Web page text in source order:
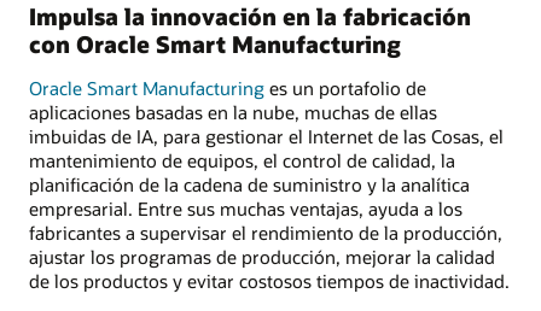
Impulsa la innovación en la fabricación
con Oracle Smart Manufacturing
Oracle Smart Manufacturing es un portafolio de
aplicaciones basadas en la nube, muchas de ellas
imbuidas de IA, para gestionar el Internet de las Cosas, el
mantenimiento de equipos, el control de calidad, la
planificación de la cadena de suministro y la analítica
empresarial. Entre sus muchas ventajas, ayuda a los
fabricantes a supervisar el rendimiento de la producción,
ajustar los programas de producción, mejorar la calidad
de los productos y evitar costosos tiempos de inactividad.